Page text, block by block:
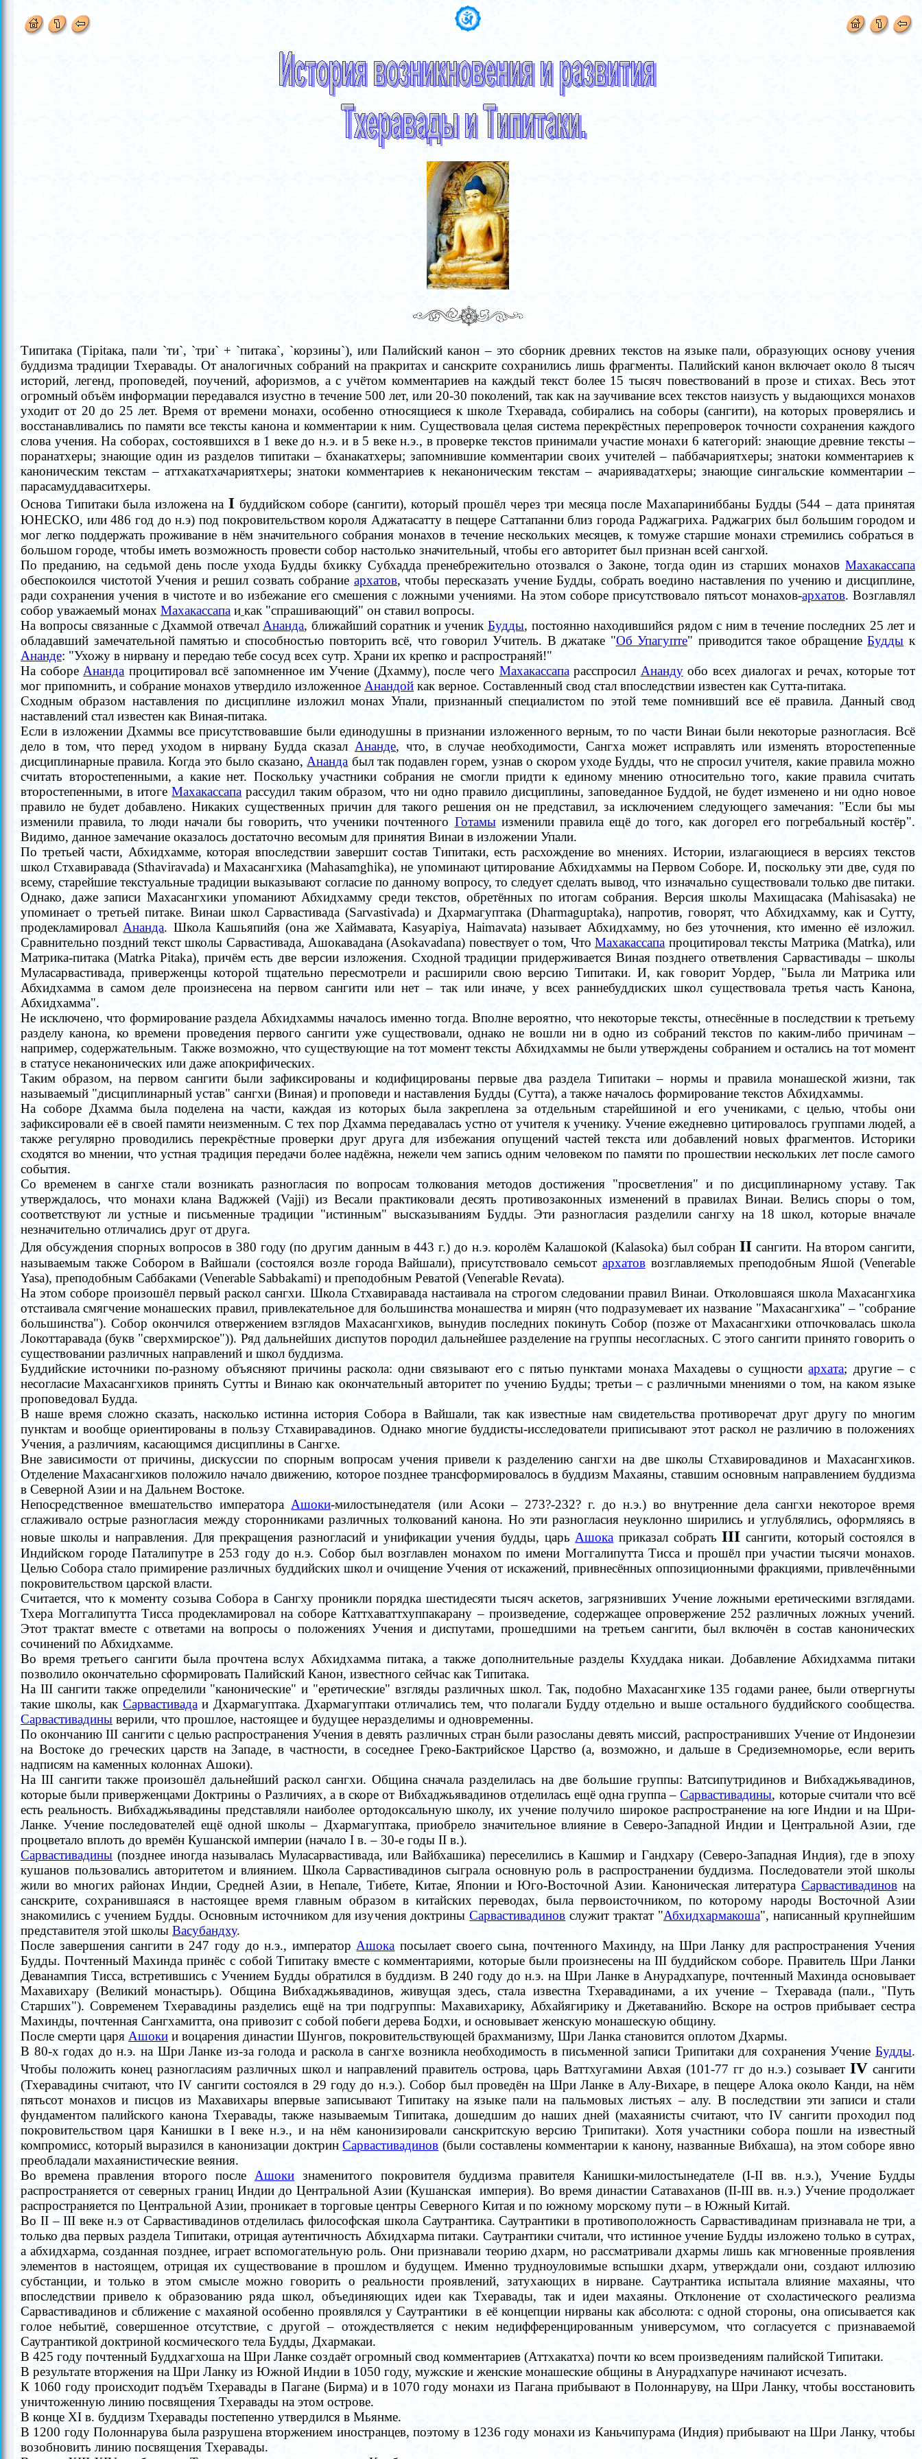
Типитака (Тiрitака, пали `ти`, `тpи` + `питака`, `корзины`), или Палийский канон – это сборник древних текстов на языке пали, образующих основу учения
буддизма традиции Тхеравады. От аналогичных собраний на пракритах и санскрите сохранились лишь фрагменты. Палийский канон включает около 8 тысяч
историй, легенд, проповедей, поучений, афоризмов, а с учётом комментариев на каждый текст более 15 тысяч повествований в прозе и стихах. Весь этот
огромный объём информации передавался изустно в течение 500 лет, или 20-30 поколений, так как на заучивание всех текстов наизусть у выдающихся монахов
уходит от 20 до 25 лет. Время от времени монахи, особенно относящиеся к школе Тхеравада, собирались на соборы (сангити), на которых проверялись и
восстанавливались по памяти все тексты канона и комментарии к ним. Существовала целая система перекрёстных перепроверок точности сохранения каждого
слова учения. На соборах, состоявшихся в 1 веке до н.э. и в 5 веке н.э., в проверке текстов принимали участие монахи 6 категорий: знающие древние тексты–
поранатхеры; знающие один из разделов типитаки– бханакатхеры; запомнившие комментарии своих учителей– паббачариятхеры; знатоки комментариев к
каноническим текстам–аттхакатхачариятхеры; знатоки комментариев к неканоническим текстам– ачариявадатхеры; знающие сингальские комментарии–
парасамуддаваситхеры.
Основа Типитаки была изложена на I буддийском соборе (сангити), который прошёл через три месяца после Махапариниббаны Будды(544– дата принятая
ЮНЕСКО, или 486 год до н.э) под покровительством короля Аджатасатту в пещере Саттапанни близ города Раджагриха. Раджагрих был большим городом и
мог легко поддержать проживание в нём значительного собрания монахов в течение нескольких месяцев, к томуже старшие монахи стремились собраться в
большом городе, чтобы иметь возможность провести собор настолько значительный, чтобы его авторитет был признан всей сангхой.
По преданию, на седьмой день после ухода Будды бхикку Субхадда пренебрежительно отозвался о Законе, тогда один из старших монахов Махакассапа
обеспокоился чистотой Учения и решил созвать собрание архатов, чтобы пересказать учение Будды, собрать воедино наставления по учению и дисциплине,
ради сохранения учения в чистоте и во избежание его смешения с ложными учениями. На этом соборе присутствовало пятьсот монахов-архатов.Возглавлял
собор уважаемый монах Махакассапа и как "спрашивающий" он ставил вопросы.
На вопросысвязанные с Дхаммой отвечал Ананда, ближайший соратник и ученикБудды, постоянно находившийся рядом с ним в течение последних 25 лет и
обладавший замечательной памятью и способностью повторить всё, что говорил Учитель. В джатаке "Об Упагупте" приводится такое обращениеБудды к
Ананде: "Ухожу в нирвану и передаю тебе сосуд всех сутр. Храни их крепко и распространяй!"
На соборе Ананда процитировал всё запомненное им Учение (Дхамму), после чего Махакассапарасспросил Анандуобо всех диалогах и речах, которые тот
мог припомнить, и собрание монахов утвердило изложенное Анандой как верное. Составленный свод стал впоследствии известен как Сутта-питака.
Сходным образом наставления по дисциплине изложил монах Упали, признанный специалистом по этой темепомнивший все её правила. Данный свод
наставлений стал известен как Виная-питака.
Если в изложении Дхаммы все присутствовавшие были единодушны в признании изложенного верным, то по части Винаи были некоторые разногласия. Всё
дело в том, что перед уходом в нирвану Будда сказал Ананде, что, в случае необходимости, Сангха может исправлять или изменять второстепенные
дисциплинарные правила.Когда это было сказано, Ананда был так подавлен горем, узнав о скором уходе Будды, что не спросил учителя, какие правила можно
считать второстепенными, а какие нет. Поскольку участники собрания не смогли придти к единому мнению относительно того, какие правила считать
второстепенными, в итогеМахакассапа рассудил таким образом, что ни одно правило дисциплины, заповеданное Буддой, не будет изменено и ни одно новое
правило не будет добавлено. Никаких существенных причин для такого решения он не представил, за исключением следующего замечания: "Если бы мы
изменили правила, то люди начали бы говорить, что ученики почтенного Готамыизменили правила ещё до того, как догорел его погребальный костёр".
Видимо, данное замечание оказалось достаточно весомым для принятия Винаи в изложении Упали.
По третьей части, Абхидхамме, которая впоследствии завершит состав Типитаки, есть расхождение во мнениях. Истории, излагающиеся в версиях текстов
школ Стхавиравада (Sthaviravada) и Махасангхика (Mahasamghika), не упоминают цитирование Абхидхаммы на Первом Соборе. И, поскольку эти две, судя по
всему, старейшие текстуальные традиции выказывают согласие по данному вопросу, то следует сделать вывод, что изначально существовали только две питаки.
Однако, даже записи Махасангхики упоманиют Абхидхамму среди текстов, обретённых по итогам собрания. Версия школы Махищасака (Mahisasaka) не
упоминает о третьей питаке. Винаи школ Сарвастивада (Sarvastivada) и Дхармагуптака (Dharmaguptaka), напротив, говорят, что Абхидхамму, как и Сутту,
продекламировал Ананда. Школа Кашьяпийя (она же Хаймавата, Kasyapiya, Haimavata) называет Абхидхамму, но без уточнения, кто именно её изложил.
Сравнительно поздний текст школы Сарвастивада, Ашокавадана (Asokavadana) повествует о том, ЧтоМахакассапа процитировал тексты Матрика (Matrka), или
Матрика-питака (Matrka Pitaka), причём есть две версии изложения. Сходной традиции придерживается Виная позднего ответвления Сарвастивады – школы
Муласарвастивада, приверженцы которой тщательно пересмотрели и расширили свою версию Типитаки. И, как говорит Уордер, "Была ли Матрика или
Абхидхамма в самом деле произнесена на первом сангити или нет – так или иначе, у всех раннебуддиских школ существовала третья часть Канона,
Абхидхамма".
Не исключено, что формирование раздела Абхидхаммы началось именно тогда. Вполне вероятно, что некоторые тексты, отнесённые в последствии к третьему
разделу канона, ко времени проведения первогосангити уже существовали, однако не вошли ни в одно из собраний текстов по каким-либо причинам –
например, содержательным. Также возможно, что существующие на тот момент тексты Абхидхаммы не были утверждены собранием и остались на тот момент
в статусе неканонических или даже апокрифических.
Таким образом, на первом сангитибыли зафиксированы и кодифицированы первые два раздела Типитаки – нормы и правила монашеской жизни, так
называемый "дисциплинарный устав" сангхи (Виная) и проповеди и наставления Будды (Сутта), а также началось формирование текстов Абхидхаммы.
На соборе Дхамма была поделена на части, каждая из которых была закреплена за отдельным старейшиной и его учениками, с целью, чтобы они
зафиксировали её в своей памяти неизменным. С тех пор Дхамма передавалась устно от учителя к ученику.Учение ежедневно цитировалось группами людей, а
также регулярно проводились перекрёстные проверки друг друга для избежания опущений частей текста или добавлений новых фрагментов. Историки
сходятся во мнении, что устная традиция передачи более надёжна, нежели чем запись одним человеком по памяти по прошествии нескольких лет после самого
события.
Со временем в сангхе стали возникать разногласия по вопросам толкования методов достижения "просветления" и по дисциплинарному уставу. Так
утверждалось, что монахи клана Ваджжей (Vajji) из Весали практиковали десять противозаконных измененийв правилах Винаи. Велись споры о том,
соответствуют ли устные и письменные традиции "истинным" высказываниям Будды. Эти разногласия разделили сангху на 18 школ, которые вначале
незначительно отличались друг от друга.
Для обсуждения спорных вопросов в 380 году (по другим данным в443 г.) до н.э.королём Калашокой (Kalasoka) былсобран II сангити. На втором сангити,
называемым также Собором вВайшали (состоялся возле городаВайшали), присутствовало семьсот архатоввозглавляемых преподобным Яшой (Venerable
Yasa), преподобным Саббаками (Venerable Sabbakami) и преподобным Реватой (Venerable Revata).
На этом соборе пpоизошёл первый раскол сангхи. Школа Стхавиравада настаивала на строгом следовании правил Винаи. Отколовшаяся школа Махасангхика
отстаивала смягчение монашеских правил, привлекательное для большинства монашества и мирян (что подразумевает их название "Махасангхика" – "собрание
большинства"). Собор окончился отвержением взглядов Махасангхиков, вынудив последних покинуть Собор (позже отМахасангхикиотпочковалась школа
Локоттаравада (букв "сверхмирское")). Ряд дальнейших диспутов породил дальнейшее разделение на группы несогласных. С этогосангити принято говорить о
существовании различных направлений и школ буддизма.
Буддийские источники по-разному объясняют причины раскола: одни связывают его с пятью пунктами монаха Махадевы о сущностиархата; другие–с
несогласие Махасангхиков принять Сутты и Винаю как окончательный авторитет по учению Будды; третьи–с различными мнениями о том, на каком языке
проповедовал Будда.
В наше время сложно сказать, насколько истинна история Собора в Вайшали, так как известные нам свидетельства противоречат друг другу по многим
пунктам и вообще ориентированы в пользу Стхавиравадинов. Однако многие буддисты-исследователи приписывают этот раскол не различию в положениях
Учения, а различиям, касающимся дисциплины в Сангхе.
Вне зависимости от причины, дискуссии по спорным вопросам учения привели к разделению сангхи на две школы Стхавировадинов и Махасангхиков.
ОтделениеМахасангхиков положило начало движению, которое позднее трансформировалось в буддизм Махаяны, ставшим основным направлениембуддизма
в Северной Азии и на Дальнем Востоке.
Непосредственное вмешательствоимпеpатоpа Ашоки-милостынедателя (или Асоки–273?-232? г. до н.э.) во внутренние дела сангхи некоторое время
сглаживало острые разногласия между сторонниками различных толкованийканона. Но эти разногласия неуклонно ширились и углублялись, оформляясь в
новые школы и направления. Для прекращения разногласий и унификации учения будды, царь Ашока приказал собрать III сангити, который состоялся в
Индийском городе Паталипутре в 253 году до н.э. Собор был возглавлен монахом по имени Моггалипутта Тисса и прошёл при участии тысячи монахов.
Целью Собора стало примирение различных буддийских школ и очищение Учения от искажений, привнесённых оппозиционными фракциями, привлечёнными
покровительством царской власти.
Считается, что к моменту созыва Собора в Сангху проникли порядка шестидесяти тысяч аскетов, загрязнивших Учение ложными еретическими взглядами.
Тхера Моггалипутта Тисса продекламировал на соборе Каттхаваттхуппакарану– произведение, содержащее опровержение 252 различных ложных учений.
Этот трактат вместе с ответами на вопросы о положениях Учения и диспутами, прошедшими на третьемсангити, был включён в состав канонических
сочинений по Абхидхамме.
Во время третьегосангити была прочтена вслух Абхидхамма питака, а также дополнительные разделы Кхуддака никаи. Добавление Абхидхамма питаки
позволило окончательно сформировать Палийский Канон, известного сейчас как Типитака.
На III сангититакже определили "канонические" и "еретические" взгляды различных школ. Так, подобно Махасангхике 135 годами ранее, были отвергнуты
такие школы, как Сарвастивадаи Дхармагуптака. Дхармагуптаки отличались тем, что полагали Будду отдельно и выше остального буддийского сообщества.
Сарвастивадины верили, что прошлое, настоящее и будущее неразделимы и одновременны.
По окончаниюIII сангитис целью распространения Учения в девять различных стран были разосланы девять миссий, распространивших Учение от Индонезии
на Востоке до греческих царств на Западе, в частности, в соседнее Греко-Бактрийское Царство (а, возможно, и дальше в Средиземноморье, если верить
надписям на каменных колоннах Ашоки).
На III сангититакже пpоизошёл дальнейший раскол сангхи. Община сначаларазделилась на две большие группы:Ватсипутридинов иВибхаджьявадинов,
которые были приверженцами Доктрины о Различиях, а в скоре от Вибхаджьявадиновотделилась ещё одна группа– Сарвастивадины, которые считали что всё
есть реальность.Вибхаджьявадины представлялинаиболее ортодоксальную школу, их учение получило широкое распространение на юге Индии и на Шри-
Ланке. Учениепоследователей ещё одной школы– Дхармагуптака, приобрело значительное влияние в Северо-Западной Индии и Центральной Азии, где
процветало вплоть до времён Кушанской империи (начало I в. – 30-е годы II в.).
Сарвастивадины (позднее иногда называлась Муласарвастивада, или Вайбхашика) переселились в Кашмир и Гандхару (Северо-Западная Индия), где в эпоху
кушанов пользовались авторитетом и влиянием. Школа Сарвастивадинов сыграла основную роль в распространении буддизма. Последователи этой школы
жили во многих районах Индии, Средней Азии, в Непале, Тибете, Китае, Японии и Юго-Восточной Азии. Каноническая литература Сарвастивадиновна
санскрите, сохранившаяся в настоящее время главным образом в китайских переводах, была первоисточником, по которому народы Восточной Азии
знакомились с учением Будды. Основным источником для изучения доктриныСарвастивадинов служит трактат "Абхидхармакоша", написанный крупнейшим
представителя этой школы Васубандху.
После завершения сангити в 247 году до н.э., импеpатоp Ашока посылает своего сына, почтенного Махинду, на Шpи Ланку для распространения Учения
Будды. Почтенный Махинда принёс с собой Типитаку вместе с комментариями, которые были произнесены на III буддийском соборе. Правитель Шpи Ланки
Деванампия Тисса, встретившись с Учением Будды обратился в буддизм. В 240 году до н.э. на Шpи Ланке в Ануpадхапуpе, почтенный Махинда основывает
Махавихаpу (Великий монастырь). Община Вибхаджьявадинов, живущая здесь, стала известна Тхеравадинами, а их учение– Тхеравада (пали., "Путь
Старших"). СовременемТхеравадины разделись ещё на три подгруппы: Махавихарику, Абхайягирику и Джетаванийю. Вскоре на островприбывает сестра
Махинды, почтенная Сангхамитта, она привозит с собой побеги дерева Бодхи, и основывает женскую монашескую общину.
После смерти царя Ашоки и воцарения династии Шунгов, покровительствующей брахманизму, Шpи Ланка становится оплотом Дхармы.
В 80-х годах до н.э. на Шpи Ланке из-заголода и раскола в сангхевозникла необходимость в письменной записи Трипитаки для сохраненияУчениеБудды.
Чтобы положить конец разногласиям различных школ и направлений правитель острова, царь Ваттхугамини Авхая (101-77 гг до н.э.) созывает IV сангити
(Тхеравадины считают, чтоIV сангитисостоялся в 29 году до н.э.).Собор был проведён на Шри Ланке в Алу-Вихаре, в пещере Алока около Канди, на нём
пятьсот монахов и писцов из Махавихаpы впервые записывают Типитаку на языке пали на пальмовых листьях– алу. В последствии эти записи и стали
фундаментом палийского канона Тхеравады, также называемым Типитака, дошедшим до наших дней (махаянисты считают, что IV сангити проходил под
покровительством царя Канишки в I веке н.э., и на нём канонизировали санскритскую версию Трипитаки). Хотя участники собора пошли на известный
компромисс, который выразился в канонизации доктринСарвастивадинов (были составлены комментарии к канону, названные Вибхаша), на этом соборе явно
преобладали махаянистические веяния.
Во времена правления второго после Ашоки знаменитого покровителя буддизма правителя Канишки-милостынедателе (I-II вв. н.э.), Учение Будды
распространяется от северных границ Индии до Центральной Азии (Кушанская империя). Во время династии Сатаваханов (II-IIIвв. н.э.)Учение продолжает
распространяется по Центральной Азии, проникает в торговые центры Северного Китая и по южному морскому пути– в Южный Китай.
Во II–III веке н.э от Сарвастивадинов отделилась философская школа Саутрантика. Саутрантики в противоположность Сарвастивадинампризнавала не три, а
только два первых раздела Типитаки, отрицая аутентичность Абхидхарма питаки. Саутрантики считали, что истинное учение Будды изложено только в сутрах,
а абхидхарма, созданная позднее, играет вспомогательную роль. Они признавали теорию дхарм, но рассматривали дхармы лишь как мгновенные проявления
элементов в настоящем, отрицая их существование в прошлом и будущем. Именно трудноуловимые вспышки дхарм, утверждали они, создают иллюзию
субстанции, и только в этом смысле можно говорить о реальности проявлений, затухающих в нирване. Саутрантика испытала влияние махаяны, что
впоследствии привело к образованию ряда школ, объединяющих идеи как Тхеравады, так иидеи махаяны. Отклонение от схоластического реализма
Сарвастивадинов и сближение с махаяной особенно проявлялся уСаутрантики в её концепции нирваны как абсолюта: с одной стороны, она описывается как
голое небытиё, совершенное отсутствие, с другой– отождествляется с неким недифференцированным универсумом, что согласуется с признаваемой
Саутрантикой доктриной космического тела Будды, Дхармакаи.
В 425 году почтенный Буддхагхоша на Шpи Ланке создаёт огромный свод комментариев (Аттхакатха) почти ко всем произведениям палийской Типитаки.
В результате вторжения на Шpи Ланку из Южной Индии в 1050 году, мужские и женские монашеские общины в Ануpадхапуpе начинают исчезать.
К 1060 годупроисходит подъём Тхеравады в Пагане (Бирма) и в 1070 году монахи из Пагана прибывают в Полоннаpуву, на Шpи Ланку, чтобы восстановить
уничтоженную линию посвящения Тхеравады на этом острове.
В конце XI в. буддизм Тхеравады постепенно утвердился в Мьянме.
В 1200 году Полоннаpува была pазpушена вторжением иностранцев, поэтому в 1236 году монахи из Каньчипуpама (Индия) прибывают на Шpи Ланку, чтобы
возобновить линию посвящения Тхеравады.